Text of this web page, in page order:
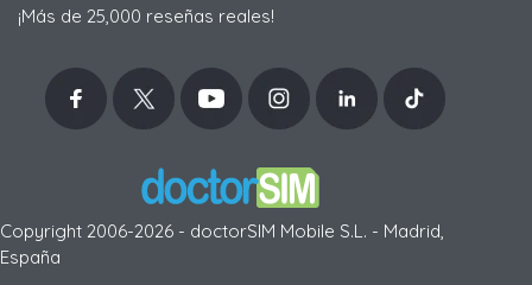
¡Más de 25,000 reseñas reales!
Copyright 2006-2026 - doctorSIM Mobile S.L. - Madrid,
España